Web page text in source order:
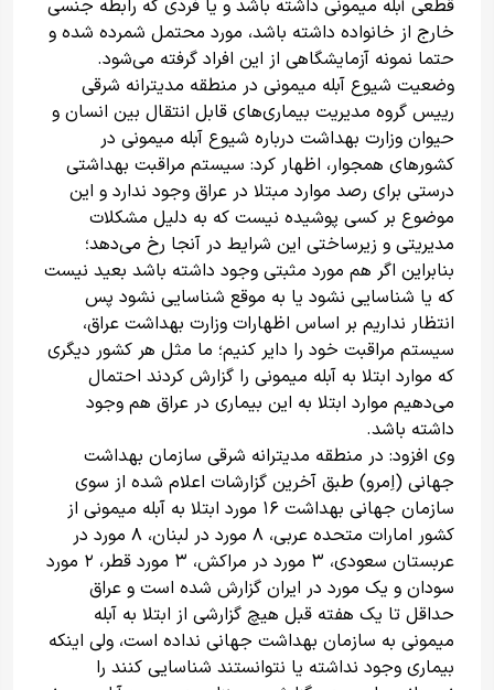
قطعی آبله میمونی داشته باشد و یا فردی که رابطه جنسی
خارج از خانواده داشته باشد، مورد محتمل شمرده شده و
حتما نمونه آزمایشگاهی از این افراد گرفته می‌شود.
وضعیت شیوع آبله میمونی در منطقه مدیترانه شرقی
رییس گروه مدیریت بیماری‌های قابل انتقال بین انسان و
حیوان وزارت بهداشت درباره شیوع آبله میمونی در
کشورهای همجوار، اظهار کرد: سیستم مراقبت بهداشتی
درستی برای رصد موارد مبتلا در عراق وجود ندارد و این
موضوع بر کسی پوشیده نیست که به دلیل مشکلات
مدیریتی و زیرساختی این شرایط در آنجا رخ می‌دهد؛
بنابراین اگر هم مورد مثبتی وجود داشته باشد بعید نیست
که یا شناسایی نشود یا به موقع شناسایی نشود پس
انتظار نداریم بر اساس اظهارات وزارت بهداشت عراق،
سیستم مراقبت خود را دایر کنیم؛ ما مثل هر کشور دیگری
که موارد ابتلا به آبله میمونی را گزارش کردند احتمال
می‌دهیم موارد ابتلا به این بیماری در عراق هم وجود
داشته باشد.
وی افزود: در منطقه مدیترانه شرقی سازمان بهداشت
جهانی (اِمرو) طبق آخرین گزارشات اعلام شده از سوی
سازمان جهانی بهداشت ۱۶ مورد ابتلا به آبله میمونی از
کشور امارات متحده عربی، ۸ مورد در لبنان، ۸ مورد در
عربستان سعودی، ۳ مورد در مراکش، ۳ مورد قطر، ۲ مورد
سودان و یک مورد در ایران گزارش شده است و عراق
حداقل تا یک هفته قبل هیچ گزارشی از ابتلا به آبله
میمونی به سازمان بهداشت جهانی نداده است، ولی اینکه
بیماری وجود نداشته یا نتوانستند شناسایی کنند را